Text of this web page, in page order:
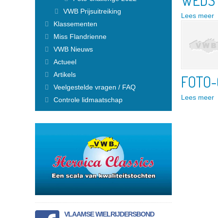
Finaliste Loes
Vorige Miss Flandriennes
VWB Nieuws
Actueel
Veelgestelde vragen / FAQ
Controle lidmaatschap
Lid Worden
Fietsplan voor bedrijven
Hulp bij foutmeldingen
Info attest ziekenfonds
Magazine
Magazine archief
Lidmaatschap voor heel het gezin
VWB Prijsuitreiking
Klassementen
Miss Flandrienne
VWB Nieuws
Actueel
Artikels
Veelgestelde vragen / FAQ
Controle lidmaatschap
VLAAMSE WIELRIJDERSBOND
Lees meer
Lees meer